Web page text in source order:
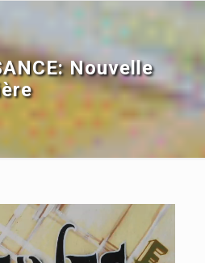
Nouvelle